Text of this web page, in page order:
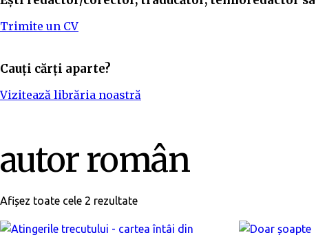
Trimite un CV
Cauți cărți aparte?
Vizitează librăria noastră
autor român
Afișez toate cele 2 rezultate